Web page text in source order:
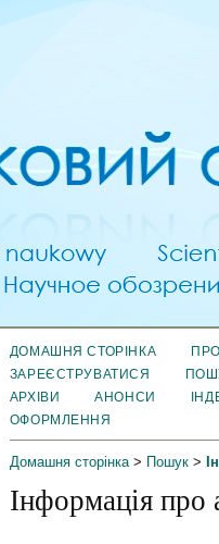
ДОМАШНЯ СТОРІНКА
ЗАРЕЄСТРУВАТИСЯ
АРХІВИ
АНОНСИ
ОФОРМЛЕННЯ
Домашня сторінка> Пошук>
Інформація про